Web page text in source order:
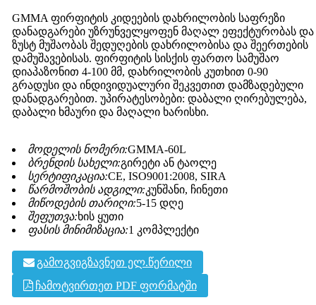
GMMA ფირფიტის კიდეების დახრილობის საფრეზი
დანადგარები უზრუნველყოფენ მაღალ ეფექტურობას და
ზუსტ მუშაობას შედუღების დახრილობისა და შეერთების
დამუშავებისას. ფირფიტის სისქის ფართო სამუშაო
დიაპაზონით 4-100 მმ, დახრილობის კუთხით 0-90
გრადუსი და ინდივიდუალური შეკვეთით დამზადებული
დანადგარებით. უპირატესობები: დაბალი ღირებულება,
დაბალი ხმაური და მაღალი ხარისხი.
მოდელის ნომერი:GMMA-60L
ბრენდის სახელი:გირეტი ან ტაოლე
სერტიფიკაცია:CE, ISO9001:2008, SIRA
წარმოშობის ადგილი:კუნშანი, ჩინეთი
მიწოდების თარიღი:5-15 დღე
შეფუთვა:ხის ყუთი
ფასის მინიმიზაცია:1 კომპლექტი
გამოგვიგზავნეთ ელ.წერილი
ჩამოტვირთეთ PDF ფორმატში